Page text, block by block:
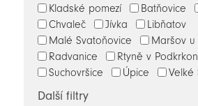
Kladské pomezí
Batňovice
Chvaleč
Jívka
Libňatov
Malé Svatoňovice
Maršov u
Radvanice
Rtyně v
Suchovršice
Úpice Velké
Další filtry